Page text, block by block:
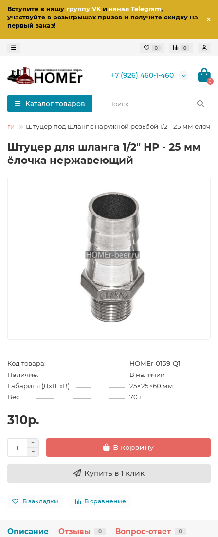
Вступите в нашу группу VKи канал Telegram,
участвуйте в розыгрышах призов и получите скидку на
первый заказ!
0 0
+7 (926) 460-1-460
0
Каталог товаров
Штуцер под шланг с наружной резьбой 1/2 - 25 мм ёлочка
Штуцер для шланга 1/2" НР - 25 мм
ёлочка нержавеющий
Код товара:
HOMEr-0159-Q1
Наличие:
В наличии
Габариты (ДхШхВ):
25×25×60 мм
Вес:
70 г
310р.
В корзину
Купить в 1 клик
В закладки В сравнение
Описание Отзывы 0 Вопрос-ответ 0